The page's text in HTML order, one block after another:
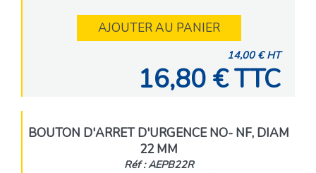
AJOUTER AU PANIER
14,00 € HT
16,80 € TTC
BOUTON D'ARRET D'URGENCE NO- NF, DIAM
22 MM
Réf : AEPB22R